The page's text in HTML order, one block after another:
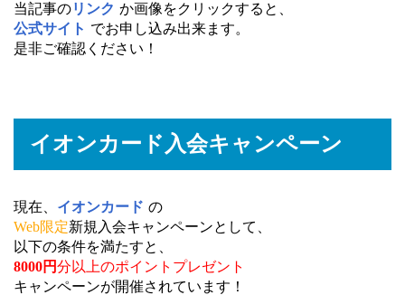
当記事のリンク か画像をクリックすると、
公式サイト でお申し込み出来ます。
是非ご確認ください！
イオンカード入会キャンペーン
現在、 イオンカード の
Web限定新規入会キャンペーンとして、
以下の条件を満たすと、
8000円分以上のポイントプレゼント
キャンペーンが開催されています！